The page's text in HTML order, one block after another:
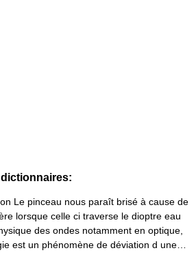
Le pinceau nous paraît brisé à cause de
lorsque celle ci traverse le dioptre eau
des ondes notamment en optique,
est un phénomène de déviation d une…